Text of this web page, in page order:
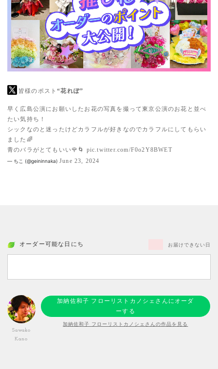
皆様のポスト“花れぽ”
早く広島公演にお願いしたお花の写真を撮って東京公演のお花と並べ
たい気持ち！
シックなのと迷ったけどカラフルが好きなのでカラフルにしてもらい
ました🌈
青のバラがとてもいい🌹🌀 pic.twitter.com/F0o2Y8BWET
— ちこ (@geininnaka) June 23, 2024
オーダー可能な日にち お届けできない日
Sawako
Kano
加納佐和子 フローリストカノシェさんにオーダ
ーする
加納佐和子 フローリストカノシェさんの作品を見る